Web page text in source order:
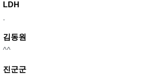
LDH
.
김동원
^^
진군군